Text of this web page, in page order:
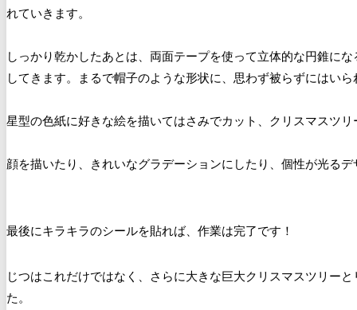
れていきます。
しっかり乾かしたあとは、両面テープを使って立体的な円錐に
してきます。まるで帽子のような形状に、思わず被らずにはいら
星型の色紙に好きな絵を描いてはさみでカット、クリスマスツ
顔を描いたり、きれいなグラデーションにしたり、個性が光る
最後にキラキラのシールを貼れば、作業は完了です！
じつはこれだけではなく、さらに大きな巨大クリスマスツリー
た。